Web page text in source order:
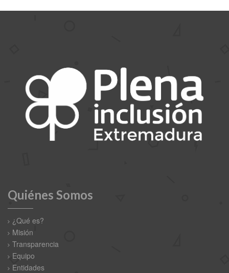
Quiénes Somos
¿Qué es?
Misión
Transparencia
Equipo
Entidades